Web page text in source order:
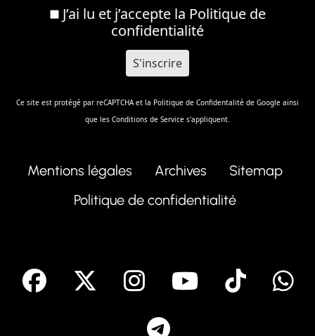
J’ai lu et j’accepte la Politique de
confidentialité
Ce site est protégé par reCAPTCHA et la Politique de Confidentalité de Google ainsi
que les Conditions de Service s'appliquent.
Mentions légales Archives
Sitemap
Politique de confidentialité
facebook Instagram
Youtube
Tik